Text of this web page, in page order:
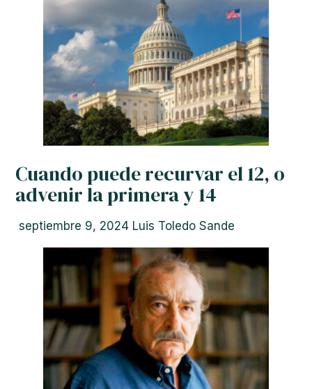
Cuando puede recurvar el 12, o
advenir la primera y 14
septiembre 9, 2024 Luis Toledo Sande